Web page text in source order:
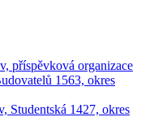
příspěvková organizace
1563, okres
Studentská 1427, okres